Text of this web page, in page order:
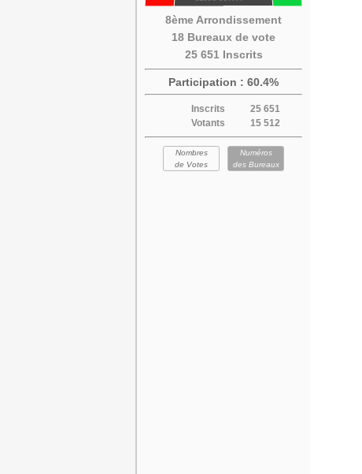
8ème Arrondissement
18 Bureaux de vote
25 651 Inscrits
Participation : 60.4%
Inscrits
25 651
Votants
15 512
Nombres
de Votes
Numéros
des Bureaux